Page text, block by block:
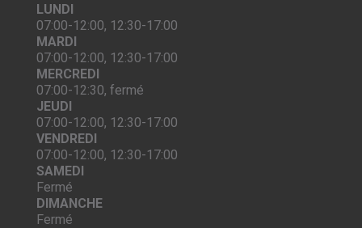
LUNDI
07:00-12:00, 12:30-17:00
MARDI
07:00-12:00, 12:30-17:00
MERCREDI
07:00-12:30, fermé
JEUDI
07:00-12:00, 12:30-17:00
VENDREDI
07:00-12:00, 12:30-17:00
SAMEDI
Fermé
DIMANCHE
Fermé